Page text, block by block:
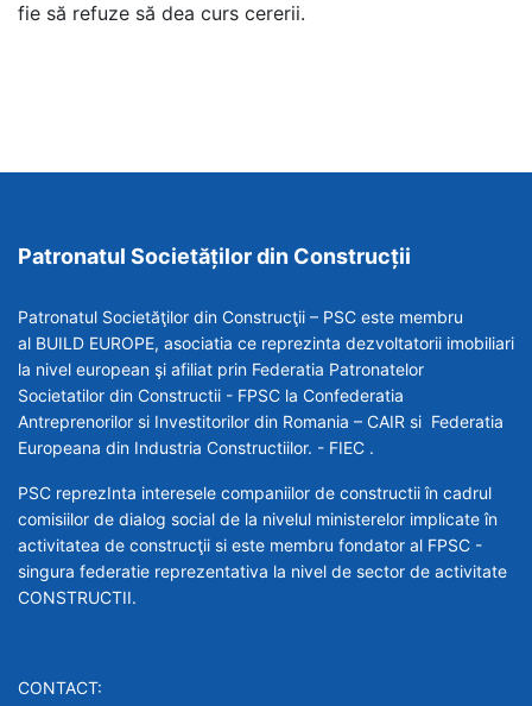
fie să refuze să dea curs cererii.
Patronatul Societăților din Construcții
Patronatul Societăţilor din Construcţii – PSC este membru
al BUILD EUROPE, asociatia ce reprezinta dezvoltatorii imobiliari
la nivel european şi afiliat prin Federatia Patronatelor
Societatilor din Constructii - FPSC la Confederatia
Antreprenorilor si Investitorilor din Romania – CAIR si Federatia
Europeana din Industria Constructiilor. - FIEC .
PSC reprezInta interesele companiilor de constructii în cadrul
comisiilor de dialog social de la nivelul ministerelor implicate în
activitatea de construcţii si este membru fondator al FPSC -
singura federatie reprezentativa la nivel de sector de activitate
CONSTRUCTII.
CONTACT: